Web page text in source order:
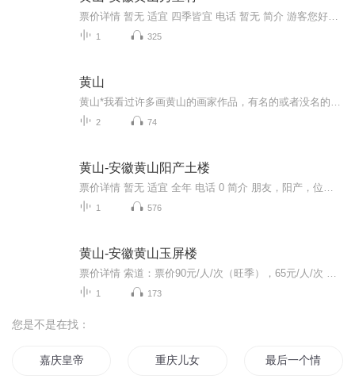
1 325
黄山
2 74
黄山-安徽黄山阳产土楼
1 576
黄山-安徽黄山玉屏楼
1 173
您是不是在找：
嘉庆皇帝 重庆儿女 最后一个情人节